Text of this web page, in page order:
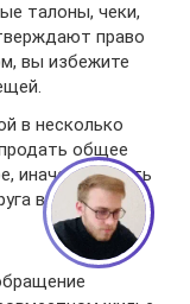
талоны, чеки,
право
вы избежите
в несколько
общее
иначе обратить
в совместном